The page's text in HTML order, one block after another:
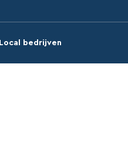
Local bedrijven